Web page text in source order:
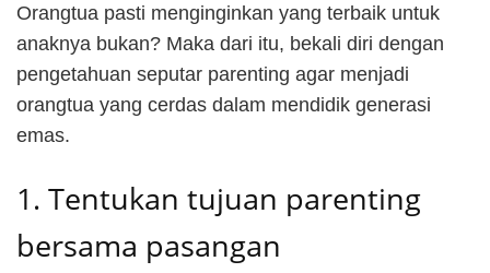
Orangtua pasti menginginkan yang terbaik untuk
anaknya bukan? Maka dari itu, bekali diri dengan
pengetahuan seputar parenting agar menjadi
orangtua yang cerdas dalam mendidik generasi
emas.
1. Tentukan tujuan parenting
bersama pasangan